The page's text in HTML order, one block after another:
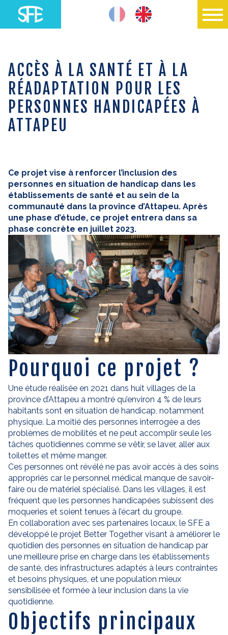
ACCÈS À LA SANTÉ ET À LA
RÉADAPTATION POUR LES
PERSONNES HANDICAPÉES À
ATTAPEU
Ce projet vise à renforcer l’inclusion des
personnes en situation de handicap dans les
établissements de santé et au sein de la
communauté dans la province d’Attapeu. Après
une phase d’étude, ce projet entrera dans sa
phase concrète en juillet 2023.
Pourquoi ce projet ?
Une étude réalisée en 2021 dans huit villages de la
province d’Attapeu a montré qu’environ 4 % de leurs
habitants sont en situation de handicap, notamment
physique. La moitié des personnes interrogée a des
problèmes de mobilités et ne peut accomplir seule les
tâches quotidiennes comme se vêtir, se laver, aller aux
toilettes et même manger.
Ces personnes ont révélé ne pas avoir accès à des soins
appropriés car le personnel médical manque de savoir-
faire ou de matériel spécialisé. Dans les villages, il est
fréquent que les personnes handicapées subissent des
moqueries et soient tenues à l’écart du groupe.
En collaboration avec ses partenaires locaux, le SFE a
développé le projet Better Together visant à améliorer le
quotidien des personnes en situation de handicap par
une meilleure prise en charge dans les établissements
de santé, des infrastructures adaptés à leurs contraintes
et besoins physiques, et une population mieux
sensibilisée et formée à leur inclusion dans la vie
quotidienne.
Objectifs principaux